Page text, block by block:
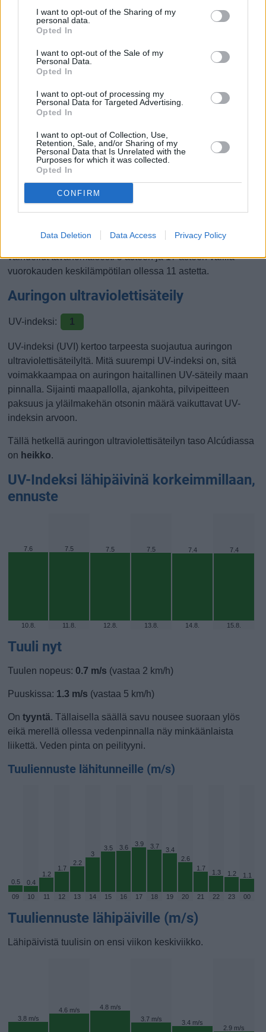
I want to opt-out of the Sharing of my
personal data.
Opted In
I want to opt-out of the Sale of my
Personal Data.
Opted In
I want to opt-out of processing my
Personal Data for Targeted Advertising.
Opted In
I want to opt-out of Collection, Use,
Retention, Sale, and/or Sharing of my
Personal Data that Is Unrelated with the
Purposes for which it was collected.
Opted In
CONFIRM
Data Deletion Data Access Privacy Policy
11.8. 12.8. 13.8. 15.8.
Parhaat matkustusajat
Milloin Alcúdiaan kannattaa säiden puolesta matkustaa?
Aiempina vuosina Alcúdian lämpimimmät neljä kuukautta
keskimäärin (alkaen lämpimimmästä) ovat olleet heinäkuu,
elokuu, syyskuu ja kesäkuu. Näiden kuukausien aikana
lämpötila on tavanomaisesti pysytellyt 17 asteen ja 31
asteen välillä vuorokauden keskilämpötilan ollessa 24
Aiempina vuosina kylmimmät neljä kuukautta (alkaen
kylmimmästä) ovat olleet helmikuu, tammikuu, joulukuu ja
maaliskuu. Näiden kuukausien aikana lämpötila on
vaihdellut tavanomaisesti 5 asteen ja 17 asteen välillä
vuorokauden keskilämpötilan ollessa 11 astetta.
Auringon ultraviolettisäteily
UV-indeksi: 1
UV-indeksi (UVI) kertoo tarpeesta suojautua auringon
ultraviolettisäteilyltä. Mitä suurempi UV-indeksi on, sitä
voimakkaampaa on auringon haitallinen UV-säteily maan
pinnalla. Sijainti maapallolla, ajankohta, pilvipeitteen
paksuus ja yläilmakehän otsonin määrä vaikuttavat UV-
indeksin arvoon.
Tällä hetkellä auringon ultraviolettisäteilyn taso Alcúdiassa
on heikko.
UV-Indeksi lähipäivinä korkeimmillaan,
ennuste
7.6 7.5 7.5 7.5 7.4 7.4
10.8. 11.8. 12.8. 13.8. 14.8. 15.8.
Tuuli nyt
Tuulen nopeus: 0.7 m/s (vastaa 2 km/h)
Puuskissa: 1.3 m/s (vastaa 5 km/h)
Ontyyntä. Tällaisella säällä savu nousee suoraan ylös
eikä merellä ollessa vedenpinnalla näy minkäänlaista
liikettä. Veden pinta on peilityyni.
Tuuliennuste lähitunneille (m/s)
0.5 0.4
1.2
1.7
2.2
3
3.5 3.6 3.9 3.7
3.4
2.6
1.7
1.3 1.2 1.1
09 10 11 12 13 14 15 16 17 18 19 20 21 22 23 00
Tuuliennuste lähipäiville (m/s)
Lähipäivistä tuulisin on ensi viikon keskiviikko.
3.8 m/s
4.6 m/s
4.8 m/s
3.7 m/s
3.4 m/s
2.9 m/s